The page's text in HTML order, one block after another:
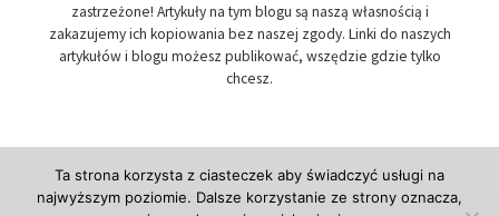
zastrzeżone! Artykuły na tym blogu są naszą własnością i
zakazujemy ich kopiowania bez naszej zgody. Linki do naszych
artykułów i blogu możesz publikować, wszędzie gdzie tylko
chcesz.
Ta strona korzysta z ciasteczek aby świadczyć usługi na
najwyższym poziomie. Dalsze korzystanie ze strony oznacza,